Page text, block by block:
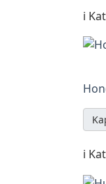
ℹ️
ℹ️